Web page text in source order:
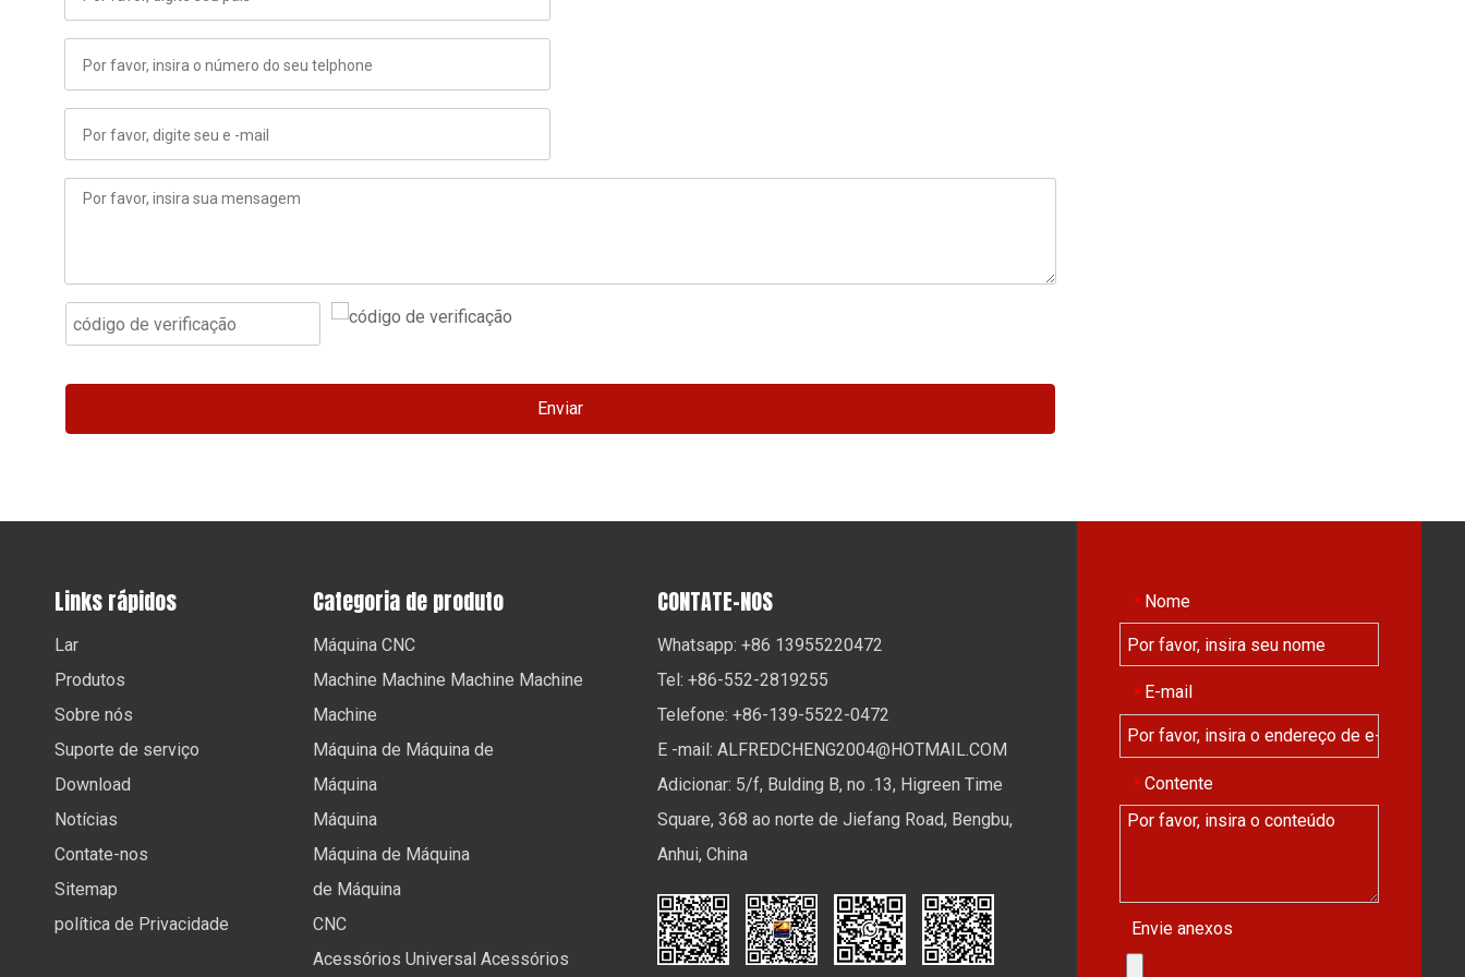
Enviar
Links rápidos
Lar
Produtos
Sobre nós
Suporte de serviço
Download
Notícias
Contate-nos
Sitemap
política de Privacidade
Categoria de produto
Máquina CNC
Machine Machine Machine Machine
Machine
Máquina de Máquina de
Máquina
Máquina
Máquina de Máquina
de Máquina
CNC
Acessórios Universal Acessórios
CONTATE-NOS
Whatsapp: +86 13955220472
Tel: +86-552-2819255
Telefone: +86-139-5522-0472
E -mail: ALFREDCHENG2004@HOTMAIL.COM
Adicionar: 5/f, Bulding B, no .13, Higreen Time
Square, 368 ao norte de Jiefang Road, Bengbu,
Anhui, China
* Nome
* E-mail
* Contente
Envie anexos